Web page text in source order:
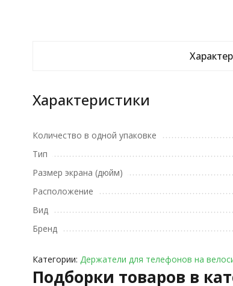
Характеристики
Количество в одной упаковке
Тип
Размер экрана (дюйм)
Расположение
Вид
Бренд
Категории: Держатели для телефонов на
Подборки товаров в